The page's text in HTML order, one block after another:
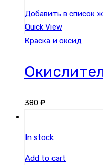
Добавить в список
Quick View
Краска и оксид
380 ₽
In stock
Add to cart